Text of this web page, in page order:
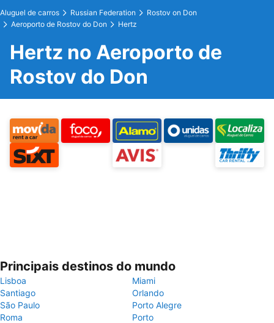
Aluguel de carros Russian Federation
Rostov on Don
Aeroporto de Rostov do Don
Hertz
Hertz no Aeroporto de
Rostov do Don
Principais destinos do mundo
Lisboa
Miami
Santiago
Orlando
São Paulo
Porto Alegre
Roma
Porto